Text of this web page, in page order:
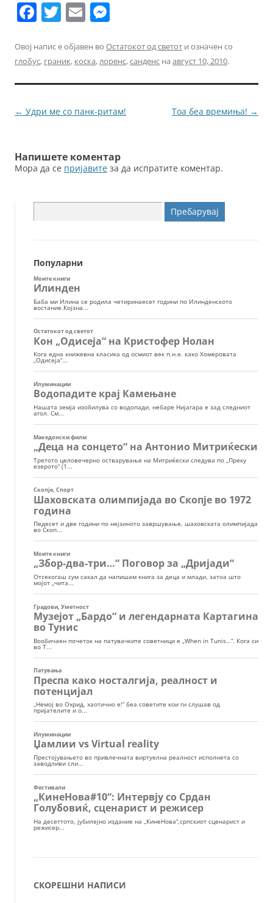
F
c
e
b
o
k
T
itt
er
E
ai
l
ss
e
n
g
Овој напис е објавен во Остатокот од светот и означен со
глобус, граник, коска,лоренс,санденс на август 10, 2010.
Навигација
← Удри ме со панк-ритам! Тоа беа времиња! →
Напишете коментар
Мора да се пријавите за да испратите коментар.
за:
Популарни
СКОРЕШНИ НАПИСИ